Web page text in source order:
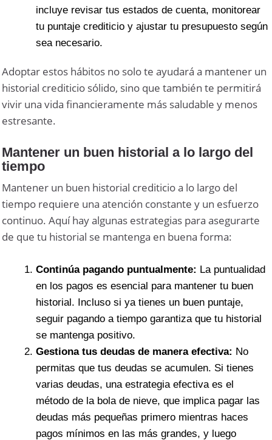
incluye revisar tus estados de cuenta, monitorear
tu puntaje crediticio y ajustar tu presupuesto según
sea necesario.
Adoptar estos hábitos no solo te ayudará a mantener un
historial crediticio sólido, sino que también te permitirá
vivir una vida financieramente más saludable y menos
estresante.
Mantener un buen historial a lo largo del
tiempo
Mantener un buen historial crediticio a lo largo del
tiempo requiere una atención constante y un esfuerzo
continuo. Aquí hay algunas estrategias para asegurarte
de que tu historial se mantenga en buena forma:
Continúa pagando puntualmente: La puntualidad
en los pagos es esencial para mantener tu buen
historial. Incluso si ya tienes un buen puntaje,
seguir pagando a tiempo garantiza que tu historial
se mantenga positivo.
Gestiona tus deudas de manera efectiva: No
permitas que tus deudas se acumulen. Si tienes
varias deudas, una estrategia efectiva es el
método de la bola de nieve, que implica pagar las
deudas más pequeñas primero mientras haces
pagos mínimos en las más grandes, y luego